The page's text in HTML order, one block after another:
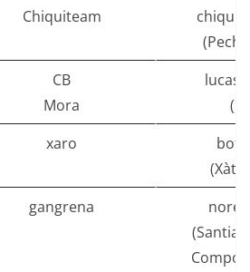
Chiquiteam
CB
Mora
()
xaro
gangrena